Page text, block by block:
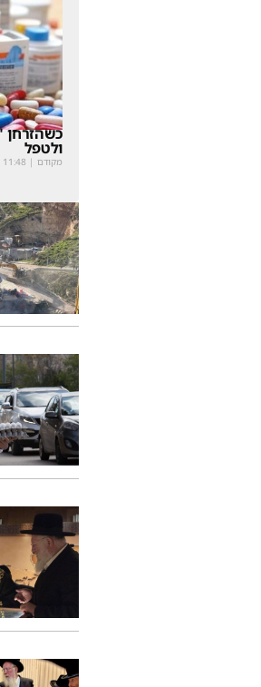
כשהזרחן
ולטפל
מקודם |
11:48